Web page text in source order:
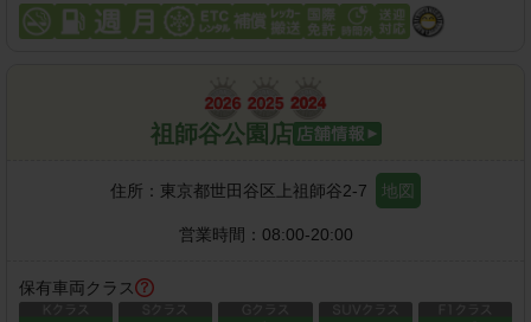
祖師谷公園店
住所： 東京都世田谷区上祖師谷2-7 地図
営業時間： 08:00-20:00
保有車両クラス